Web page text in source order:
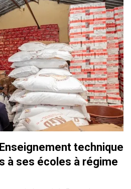
technique
à ses écoles à régime